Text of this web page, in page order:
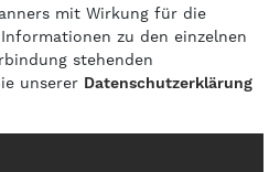
geseztl. Mehrwertsteuer und zzgl.
mit Wirkung für die
zu den einzelnen
stehenden
unserer Daten­schutz­erklärung